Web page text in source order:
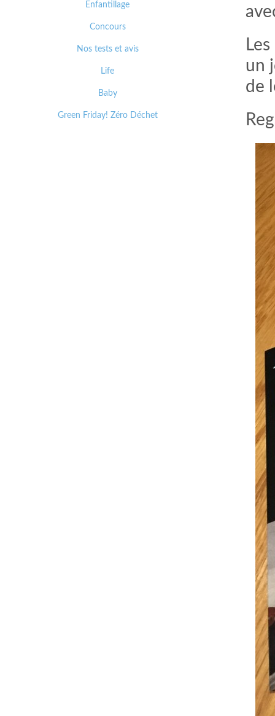
un
de
Enfantillage
Concours
Nos tests et avis
Life
Baby
Green Friday! Zéro Déchet